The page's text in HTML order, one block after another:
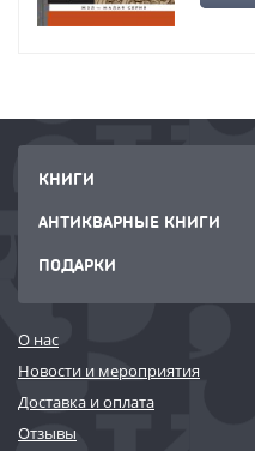
КНИГИ
АНТИКВАРНЫЕ КНИГИ
ПОДАРКИ
О нас
Новости и мероприятия
Доставка и оплата
Отзывы